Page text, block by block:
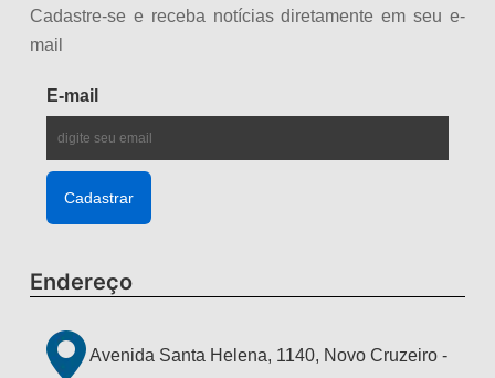
Cadastre-se e receba notícias diretamente em seu e-
mail
E-mail
Endereço
Avenida Santa Helena, 1140, Novo Cruzeiro -